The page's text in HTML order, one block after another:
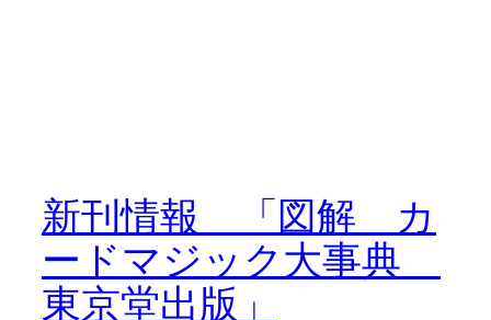
新刊情報 「図解 カ
ードマジック大事典
東京堂出版」